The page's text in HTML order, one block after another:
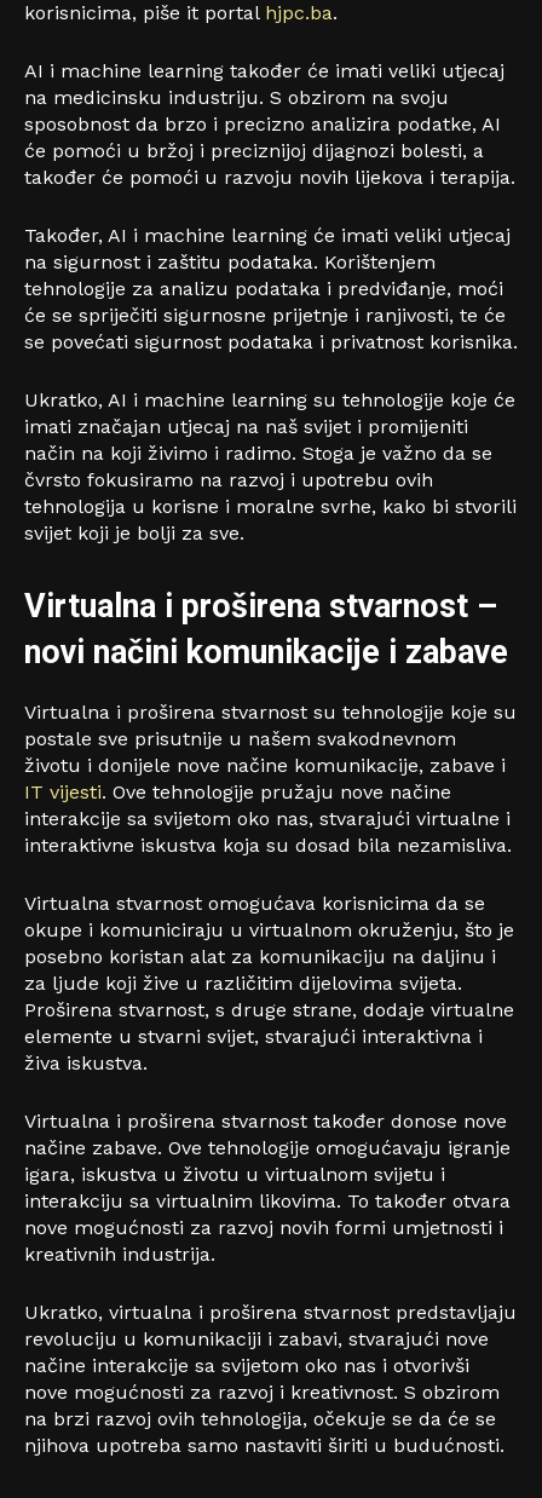
korisnicima, piše it portal hjpc.ba.
AI i machine learning također će imati veliki utjecaj
na medicinsku industriju. S obzirom na svoju
sposobnost da brzo i precizno analizira podatke, AI
će pomoći u bržoj i preciznijoj dijagnozi bolesti, a
također će pomoći u razvoju novih lijekova i terapija.
Također, AI i machine learning će imati veliki utjecaj
na sigurnost i zaštitu podataka. Korištenjem
tehnologije za analizu podataka i predviđanje, moći
će se spriječiti sigurnosne prijetnje i ranjivosti, te će
se povećati sigurnost podataka i privatnost korisnika.
Ukratko, AI i machine learning su tehnologije koje će
imati značajan utjecaj na naš svijet i promijeniti
način na koji živimo i radimo. Stoga je važno da se
čvrsto fokusiramo na razvoj i upotrebu ovih
tehnologija u korisne i moralne svrhe, kako bi stvorili
svijet koji je bolji za sve.
Virtualna i proširena stvarnost –
novi načini komunikacije i zabave
Virtualna i proširena stvarnost su tehnologije koje su
postale sve prisutnije u našem svakodnevnom
životu i donijele nove načine komunikacije, zabave i
IT vijesti. Ove tehnologije pružaju nove načine
interakcije sa svijetom oko nas, stvarajući virtualne i
interaktivne iskustva koja su dosad bila nezamisliva.
Virtualna stvarnost omogućava korisnicima da se
okupe i komuniciraju u virtualnom okruženju, što je
posebno koristan alat za komunikaciju na daljinu i
za ljude koji žive u različitim dijelovima svijeta.
Proširena stvarnost, s druge strane, dodaje virtualne
elemente u stvarni svijet, stvarajući interaktivna i
živa iskustva.
Virtualna i proširena stvarnost također donose nove
načine zabave. Ove tehnologije omogućavaju igranje
igara, iskustva u životu u virtualnom svijetu i
interakciju sa virtualnim likovima. To također otvara
nove mogućnosti za razvoj novih formi umjetnosti i
kreativnih industrija.
Ukratko, virtualna i proširena stvarnost predstavljaju
revoluciju u komunikaciji i zabavi, stvarajući nove
načine interakcije sa svijetom oko nas i otvorivši
nove mogućnosti za razvoj i kreativnost. S obzirom
na brzi razvoj ovih tehnologija, očekuje se da će se
njihova upotreba samo nastaviti širiti u budućnosti.